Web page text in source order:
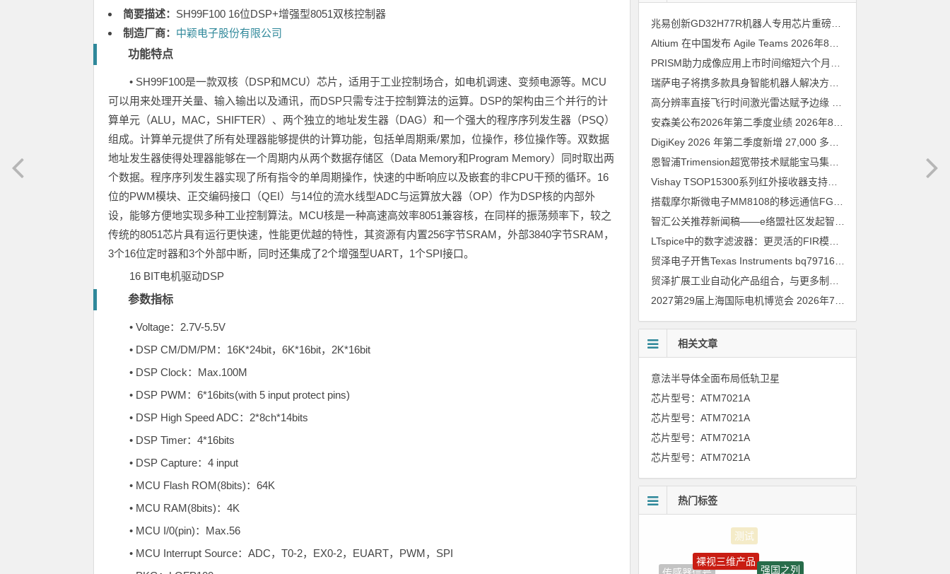
简要描述： SH99F100 16位DSP+增强型8051双核控制器
制造厂商： 中颖电子股份有限公司
功能特点
• SH99F100是一款双核（DSP和MCU）芯片，适用于工业控制场合，如电机调速、变频电源等。MCU
可以用来处理开关量、输入输出以及通讯，而DSP只需专注于控制算法的运算。DSP的架构由三个并行的计
算单元（ALU，MAC，SHIFTER）、两个独立的地址发生器（DAG）和一个强大的程序序列发生器（PSQ）
组成。计算单元提供了所有处理器能够提供的计算功能，包括单周期乘/累加，位操作，移位操作等。双数据
地址发生器使得处理器能够在一个周期内从两个数据存储区（Data Memory和Program Memory）同时取出两
个数据。程序序列发生器实现了所有指令的单周期操作，快速的中断响应以及嵌套的非CPU干预的循环。16
位的PWM模块、正交编码接口（QEI）与14位的流水线型ADC与运算放大器（OP）作为DSP核的内部外
设，能够方便地实现多种工业控制算法。MCU核是一种高速高效率8051兼容核，在同样的振荡频率下，较之
传统的8051芯片具有运行更快速，性能更优越的特性，其资源有内置256字节SRAM，外部3840字节SRAM，
3个16位定时器和3个外部中断，同时还集成了2个增强型UART，1个SPI接口。
16 BIT电机驱动DSP
参数指标
• Voltage：2.7V-5.5V
• DSP CM/DM/PM：16K*24bit，6K*16bit，2K*16bit
• DSP Clock：Max.100M
• DSP PWM：6*16bits(with 5 input protect pins)
• DSP High Speed ADC：2*8ch*14bits
• DSP Timer：4*16bits
• DSP Capture：4 input
• MCU Flash ROM(8bits)：64K
• MCU RAM(8bits)：4K
• MCU I/0(pin)：Max.56
• MCU Interrupt Source：ADC，T0-2，EX0-2，EUART，PWM，SPI
兆易创新GD32H77R机器人专用芯片重磅亮相，精准赋能伺服驱动与关节控制
Altium 在中国发布 Agile Teams 2026年8月6日
安森美公布2026年第二季度业绩 2026年8月6日
恩智浦Trimension超宽带技术赋能宝马集团Digital Key Plus及生命体存在检测功能
Vishay TSOP15300系列红外接收器支持所有主流遥控代码
2026年
LTspice中的数字滤波器：更灵活的FIR模型
2027第29届上海国际电机博览会 2026年7月30日
相关文章
意法半导体全面布局低轨卫星
芯片型号：ATM7021A
芯片型号：ATM7021A
芯片型号：ATM7021A
芯片型号：ATM7021A
热门标签
传感器信号